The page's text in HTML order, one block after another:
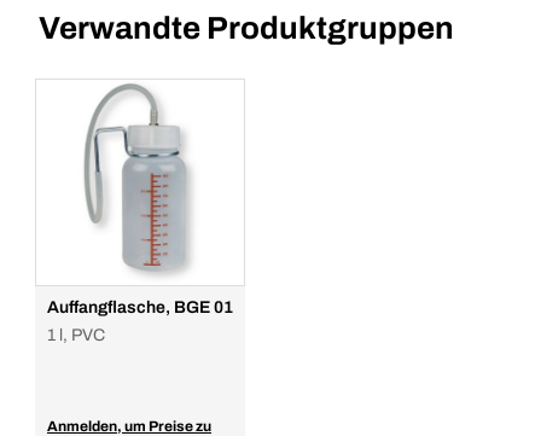
Verwandte Produktgruppen
Auffangflasche, BGE 01
1 l, PVC
Anmelden, um Preise zu